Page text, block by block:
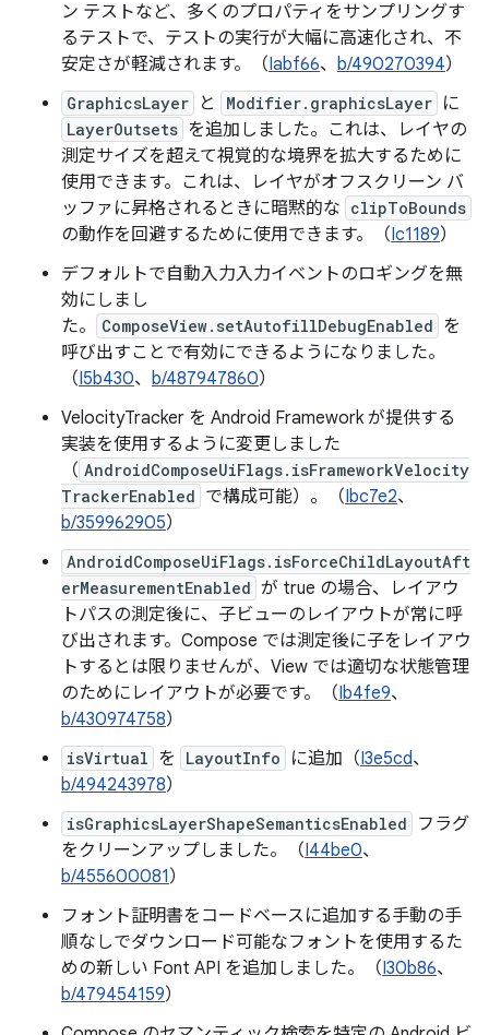
ン テストなど、多くのプロパティをサンプリングす
るテストで、テストの実行が大幅に高速化され、不
安定さが軽減されます。（Iabf66、 b/490270394）
GraphicsLayer と Modifier.graphicsLayer に
LayerOutsets を追加しました。これは、レイヤの
測定サイズを超えて視覚的な境界を拡大するために
使用できます。これは、レイヤがオフスクリーン バ
ッファに昇格されるときに暗黙的な clipToBounds
の動作を回避するために使用できます。（Ic1189）
デフォルトで自動入力入力イベントのロギングを無
効にしまし
た。
ComposeView.setAutofillDebugEnabled を
呼び出すことで有効にできるようになりました。
（I5b430、 b/487947860）
VelocityTracker を Android Framework が提供する
実装を使用するように変更しました
（ AndroidComposeUiFlags.isFrameworkVelocity
TrackerEnabled で構成可能）。（Ibc7e2、
b/359962905）
AndroidComposeUiFlags.isForceChildLayoutAft
erMeasurementEnabled が true の場合、レイアウ
トパスの測定後に、子ビューのレイアウトが常に呼
び出されます。Compose では測定後に子をレイアウ
トするとは限りませんが、View では適切な状態管理
のためにレイアウトが必要です。（Ib4fe9、
b/430974758）
isVirtual を LayoutInfo に追加（I3e5cd、
b/494243978）
isGraphicsLayerShapeSemanticsEnabled
フラグ
をクリーンアップしました。（I44be0、
b/455600081）
フォント証明書をコードベースに追加する手動の手
順なしでダウンロード可能なフォントを使用するた
めの新しい Font API を追加しました。（I30b86、
b/479454159）